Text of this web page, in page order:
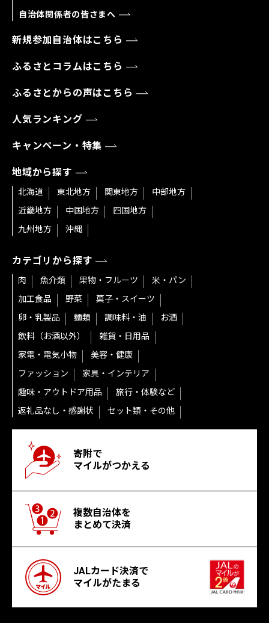
自治体関係者の皆さまへ
新規参加自治体はこちら
ふるさとコラムはこちら
ふるさとからの声はこちら
人気ランキング
キャンペーン・特集
地域から探す
北海道 東北地方 関東地方
中部地方
近畿地方
中国地方
四国地方
九州地方
沖縄
カテゴリから探す
肉 魚介類 果物・フルーツ
米・パン
加工食品
野菜
菓子・スイーツ
卵・乳製品
麺類 調味料・油
お酒
飲料（お酒以外）
雑貨・日用品
家電・電気小物
美容・健康
ファッション
家具・インテリア
趣味・アウトドア用品
旅行・体験など
返礼品なし・感謝状
セット類・その他
寄附で
マイルがつかえる
複数自治体を
まとめて決済
JALカード決済で
マイルがたまる